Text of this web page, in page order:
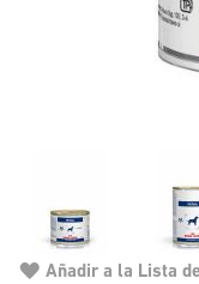
Añadir a la Lista